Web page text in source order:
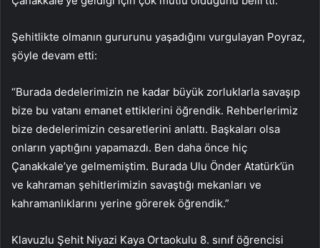
Şehitlikte olmanın gururunu yaşadığını vurgulayan Poyraz,
şöyle devam etti:
“Burada dedelerimizin ne kadar büyük zorluklarla savaşıp
bize bu vatanı emanet ettiklerini öğrendik. Rehberlerimiz
bize dedelerimizin cesaretlerini anlattı. Başkaları olsa
onların yaptığını yapamazdı. Ben daha önce hiç
Çanakkale’ye gelmemiştim. Burada Ulu Önder Atatürk’ün
ve kahraman şehitlerimizin savaştığı mekanları ve
kahramanlıklarını yerine görerek öğrendik.”
Klavuzlu Şehit Niyazi Kaya Ortaokulu 8. sınıf öğrencisi